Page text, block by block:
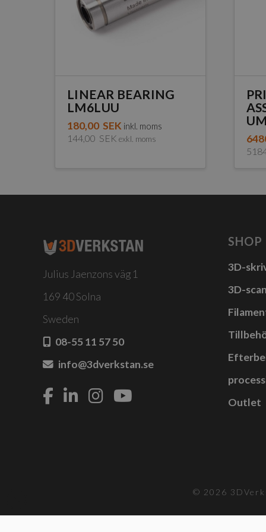
LINEAR BEARING
LM6LUU
180,00 SEK inkl. moms
144,00 SEK exkl. moms
Julius Jaenzons väg 1
169 40 Solna
Sweden
08-55 11 57 50
info@3dverkstan.se
SHOP
3D-
3D-
Outlet
© 2026